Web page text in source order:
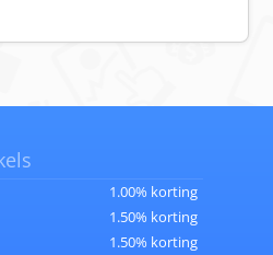
1.00% korting
1.50% korting
1.50% korting